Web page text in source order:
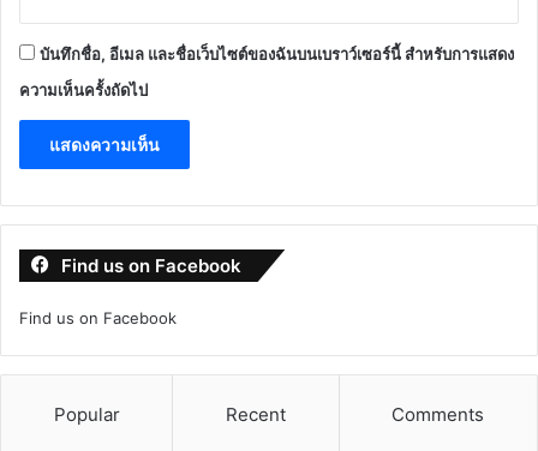
บันทึกชื่อ, อีเมล และชื่อเว็บไซต์ของฉันบนเบราว์เซอร์นี้ สำหรับการแสดง
ความเห็นครั้งถัดไป
Find us on Facebook
Find us on Facebook
Popular Recent Comments